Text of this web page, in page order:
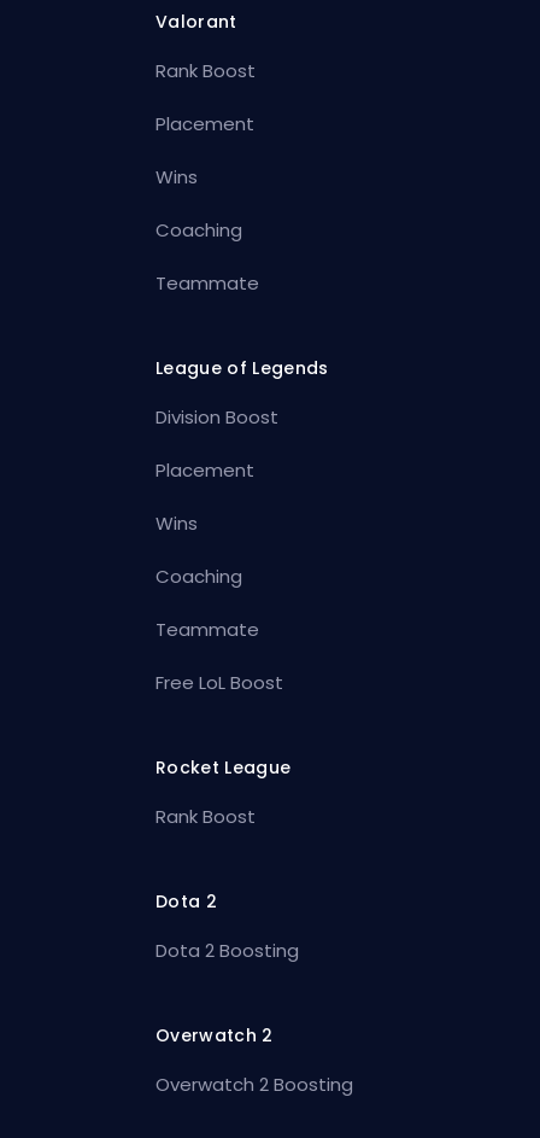
Valorant
Rank Boost
Placement
Wins
Coaching
Teammate
League of Legends
Division Boost
Placement
Wins
Coaching
Teammate
Free LoL Boost
Rocket League
Rank Boost
Dota 2
Dota 2 Boosting
Overwatch 2
Overwatch 2 Boosting